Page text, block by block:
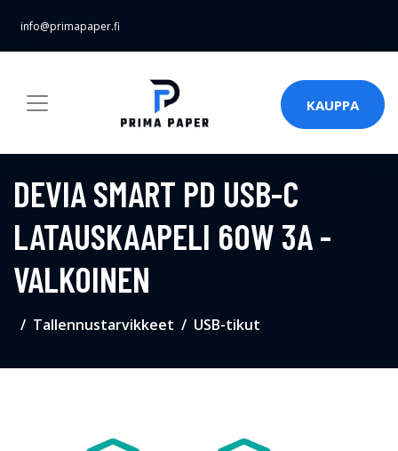
info@primapaper.fi
KAUPPA
DEVIA SMART PD USB-C
LATAUSKAAPELI 60W 3A -
VALKOINEN
Tallennustarvikkeet USB-tikut